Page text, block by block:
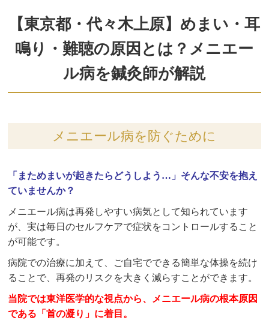
【東京都・代々木上原】めまい・耳
鳴り・難聴の原因とは？メニエー
ル病を鍼灸師が解説
メニエール病を防ぐために
「まためまいが起きたらどうしよう…」 そんな不安を抱え
ていませんか？
メニエール病は再発しやすい病気として知られています
が、実は毎日のセルフケアで症状をコントロールすること
が可能です。
病院での治療に加えて、ご自宅でできる簡単な体操を続け
ることで、再発のリスクを大きく減らすことができます。
当院では東洋医学的な視点から、メニエール病の根本原因
である「首の凝り」に着目。